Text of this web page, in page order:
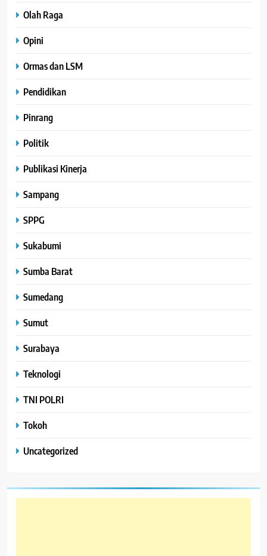
Olah Raga
Opini
Ormas dan LSM
Pendidikan
Pinrang
Politik
Publikasi Kinerja
Sampang
SPPG
Sukabumi
Sumba Barat
Sumedang
Sumut
Surabaya
Teknologi
TNI POLRI
Tokoh
Uncategorized